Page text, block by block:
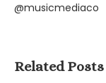
@musicmediaco
Related Posts